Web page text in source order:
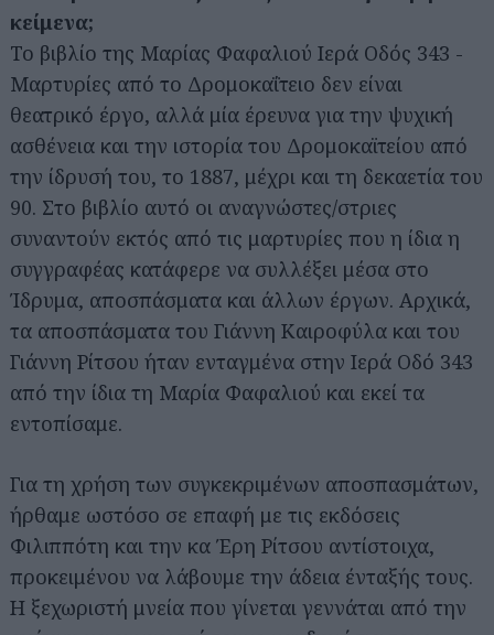
κείμενα;
Το βιβλίο της Μαρίας Φαφαλιού Ιερά Οδός 343 -
Μαρτυρίες από το Δρομοκαΐτειο δεν είναι
θεατρικό έργο, αλλά μία έρευνα για την ψυχική
ασθένεια και την ιστορία του Δρομοκαϊτείου από
την ίδρυσή του, το 1887, μέχρι και τη δεκαετία του
90. Στο βιβλίο αυτό οι αναγνώστες/στριες
συναντούν εκτός από τις μαρτυρίες που η ίδια η
συγγραφέας κατάφερε να συλλέξει μέσα στο
Ίδρυμα, αποσπάσματα και άλλων έργων. Αρχικά,
τα αποσπάσματα του Γιάννη Καιροφύλα και του
Γιάννη Ρίτσου ήταν ενταγμένα στην Ιερά Οδό 343
από την ίδια τη Μαρία Φαφαλιού και εκεί τα
εντοπίσαμε.
Για τη χρήση των συγκεκριμένων αποσπασμάτων,
ήρθαμε ωστόσο σε επαφή με τις εκδόσεις
Φιλιππότη και την κα Έρη Ρίτσου αντίστοιχα,
προκειμένου να λάβουμε την άδεια ένταξής τους.
Η ξεχωριστή μνεία που γίνεται γεννάται από την